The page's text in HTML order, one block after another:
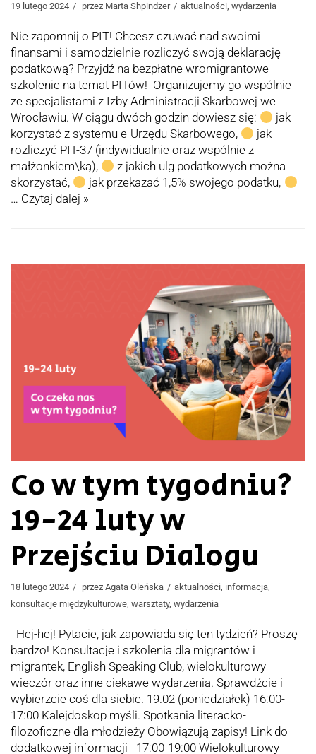
19 lutego 2024 przez Marta Shpindzer aktualności, wydarzenia
Nie zapomnij o PIT! Chcesz czuwać nad swoimi
finansami i samodzielnie rozliczyć swoją deklarację
podatkową? Przyjdź na bezpłatne wromigrantowe
szkolenie na temat PITów! Organizujemy go wspólnie
ze specjalistami z Izby Administracji Skarbowej we
Wrocławiu. W ciągu dwóch godzin dowiesz się:
jak
korzystać z systemu e-Urzędu Skarbowego,
jak
rozliczyć PIT-37 (indywidualnie oraz wspólnie z
małżonkiem\ką),
z jakich ulg podatkowych można
skorzystać,
jak przekazać 1,5% swojego podatku,
… Czytaj dalej »
Co w tym tygodniu?
19-24 luty w
Przejściu Dialogu
18 lutego 2024 przez Agata Oleńska aktualności informacja
konsultacje międzykulturowe warsztaty, wydarzenia
Hej-hej! Pytacie, jak zapowiada się ten tydzień? Proszę
bardzo! Konsultacje i szkolenia dla migrantów i
migrantek, English Speaking Club, wielokulturowy
wieczór oraz inne ciekawe wydarzenia. Sprawdźcie i
wybierzcie coś dla siebie. 19.02 (poniedziałek) 16:00-
17:00 Kalejdoskop myśli. Spotkania literacko-
filozoficzne dla młodzieży Obowiązują zapisy! Link do
dodatkowej informacji 17:00-19:00 Wielokulturowy